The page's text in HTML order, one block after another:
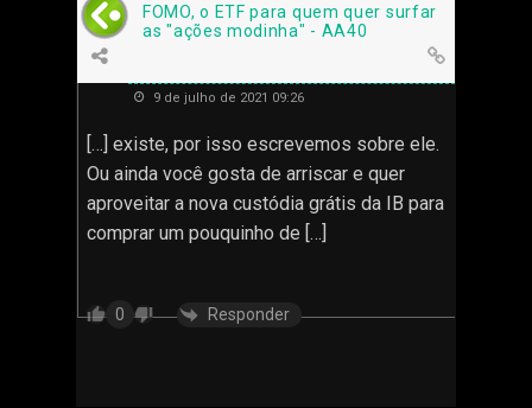
FOMO, o ETF para quem quer surfar
as "ações modinha" - AA40
9 de julho de 2021 09:26
[…] existe, por isso escrevemos sobre ele.
Ou ainda você gosta de arriscar e quer
aproveitar a nova custódia grátis da IB para
comprar um pouquinho de […]
0 Responder